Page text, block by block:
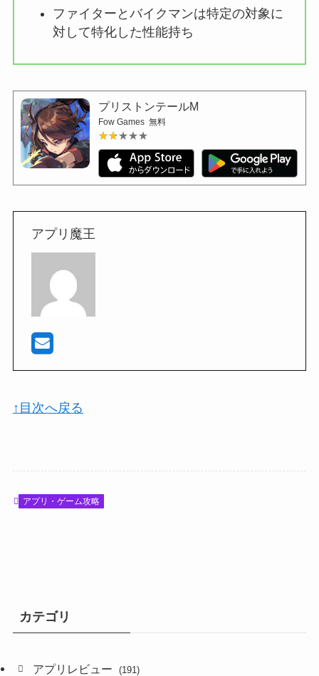
ファイターとバイクマンは特定の対象に
対して特化した性能持ち
プリストンテールM
Fow Games 無料
★★★★★
★★★★★
アプリ魔王
↑目次へ戻る
アプリ・ゲーム攻略
カテゴリ
アプリレビュー (191)